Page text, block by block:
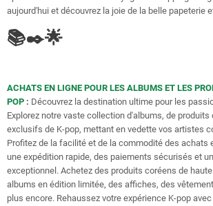
aujourd'hui et découvrez la joie de la belle papeterie
📚✒️🌟
ACHATS EN LIGNE POUR LES ALBUMS ET LES
POP : Découvrez la destination ultime pour les
Explorez notre vaste collection d'albums, de
exclusifs de K-pop, mettant en vedette vos artistes
Profitez de la facilité et de la commodité des achats
une expédition rapide, des paiements sécurisés et
exceptionnel. Achetez des produits coréens de
albums en édition limitée, des affiches, des
plus encore. Rehaussez votre expérience K-pop